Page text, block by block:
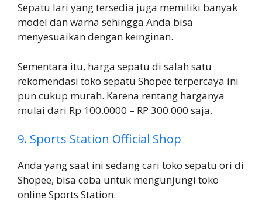
Sepatu lari yang tersedia juga memiliki banyak
model dan warna sehingga Anda bisa
menyesuaikan dengan keinginan.
Sementara itu, harga sepatu di salah satu
rekomendasi toko sepatu Shopee terpercaya ini
pun cukup murah. Karena rentang harganya
mulai dari Rp 100.0000 – RP 300.000 saja.
9. Sports Station Official Shop
Anda yang saat ini sedang cari toko sepatu ori di
Shopee, bisa coba untuk mengunjungi toko
online Sports Station.